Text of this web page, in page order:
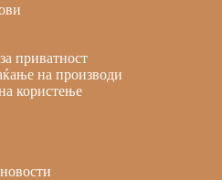
приватност
на производи
користење